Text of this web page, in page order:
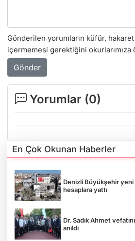
Gönderilen yorumların küfür,
içermemesi gerektiğini okurlarımıza
Gönder
Yorumlar (0)
En Çok Okunan Haberler
Denizli Büyükşehir
hesaplara yattı
Dr. Sadık Ahmet
anıldı